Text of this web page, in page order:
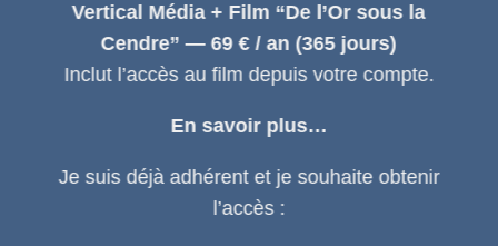
Vertical Média + Film “De l’Or sous la
Cendre” — 69 € / an (365 jours)
Inclut l’accès au film depuis votre compte.
En savoir plus…
Je suis déjà adhérent et je souhaite obtenir
l’accès :